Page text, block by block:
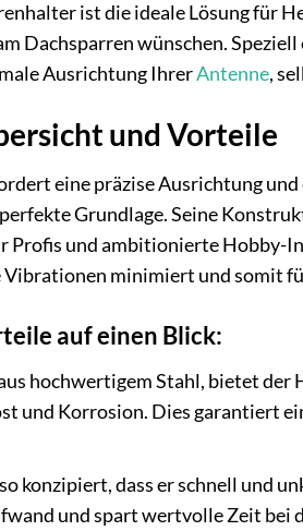
ist die ideale Lösung für
Dachsparren wünschen.
Ausrichtung IhrerAntenne,
und Vorteile
eine präzise Ausrichtung
Grundlage. Seine
Profis und ambitionierte
minimiert und somit
auf einen Blick:
hochwertigem Stahl, bietet
und Korrosion. Dies garantiert
konzipiert, dass er schnell und
und spart wertvolle Zeit bei